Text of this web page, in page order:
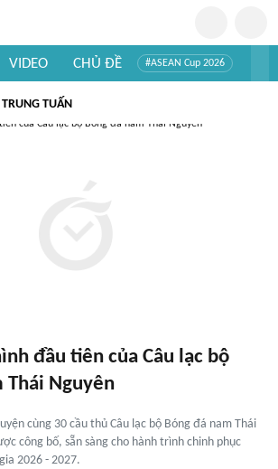
VIDEO CHỦ ĐỀ #ASEAN Cup 2026
TUẤN
đầu tiên của Câu lạc bộ
Thái Nguyên
cùng 30 cầu thủ Câu lạc bộ Bóng đá nam Thái
công bố, sẵn sàng cho hành trình chinh phục
2026 - 2027.